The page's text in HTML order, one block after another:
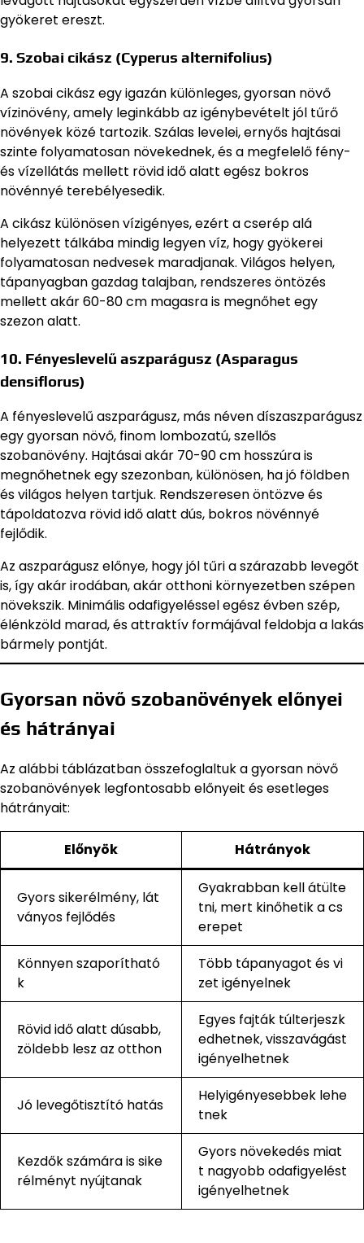
gyökeret ereszt.
9. Szobai cikász (Cyperus alternifolius)
A szobai cikász egy igazán különleges, gyorsan növő
vízinövény, amely leginkább az igénybevételt jól tűrő
növények közé tartozik. Szálas levelei, ernyős hajtásai
szinte folyamatosan növekednek, és a megfelelő fény-
és vízellátás mellett rövid idő alatt egész bokros
növénnyé terebélyesedik.
A cikász különösen vízigényes, ezért a cserép alá
helyezett tálkába mindig legyen víz, hogy gyökerei
folyamatosan nedvesek maradjanak. Világos helyen,
tápanyagban gazdag talajban, rendszeres öntözés
mellett akár 60-80 cm magasra is megnőhet egy
szezon alatt.
10. Fényeslevelű aszparágusz (Asparagus
densiflorus)
A fényeslevelű aszparágusz, más néven díszaszparágusz
egy gyorsan növő, finom lombozatú, szellős
szobanövény. Hajtásai akár 70-90 cm hosszúra is
megnőhetnek egy szezonban, különösen, ha jó földben
és világos helyen tartjuk. Rendszeresen öntözve és
tápoldatozva rövid idő alatt dús, bokros növénnyé
fejlődik.
Az aszparágusz előnye, hogy jól tűri a szárazabb levegőt
is, így akár irodában, akár otthoni környezetben szépen
növekszik. Minimális odafigyeléssel egész évben szép,
élénkzöld marad, és attraktív formájával feldobja a lakás
bármely pontját.
Gyorsan növő szobanövények előnyei
és hátrányai
Az alábbi táblázatban összefoglaltuk a gyorsan növő
szobanövények legfontosabb előnyeit és esetleges
hátrányait:
Előnyök Hátrányok
Gyors sikerélmény, lát
ványos fejlődés
Gyakrabban kell átülte
tni, mert kinőhetik a cs
erepet
Könnyen szaporítható
k
Több tápanyagot és vi
zet igényelnek
Rövid idő alatt dúsabb,
zöldebb lesz az otthon
Egyes fajták túlterjeszk
edhetnek, visszavágást
igényelhetnek
Jó levegőtisztító hatás
Helyigényesebbek lehe
tnek
Kezdők számára is sike
rélményt nyújtanak
Gyors növekedés miat
t nagyobb odafigyelést
igényelhetnek